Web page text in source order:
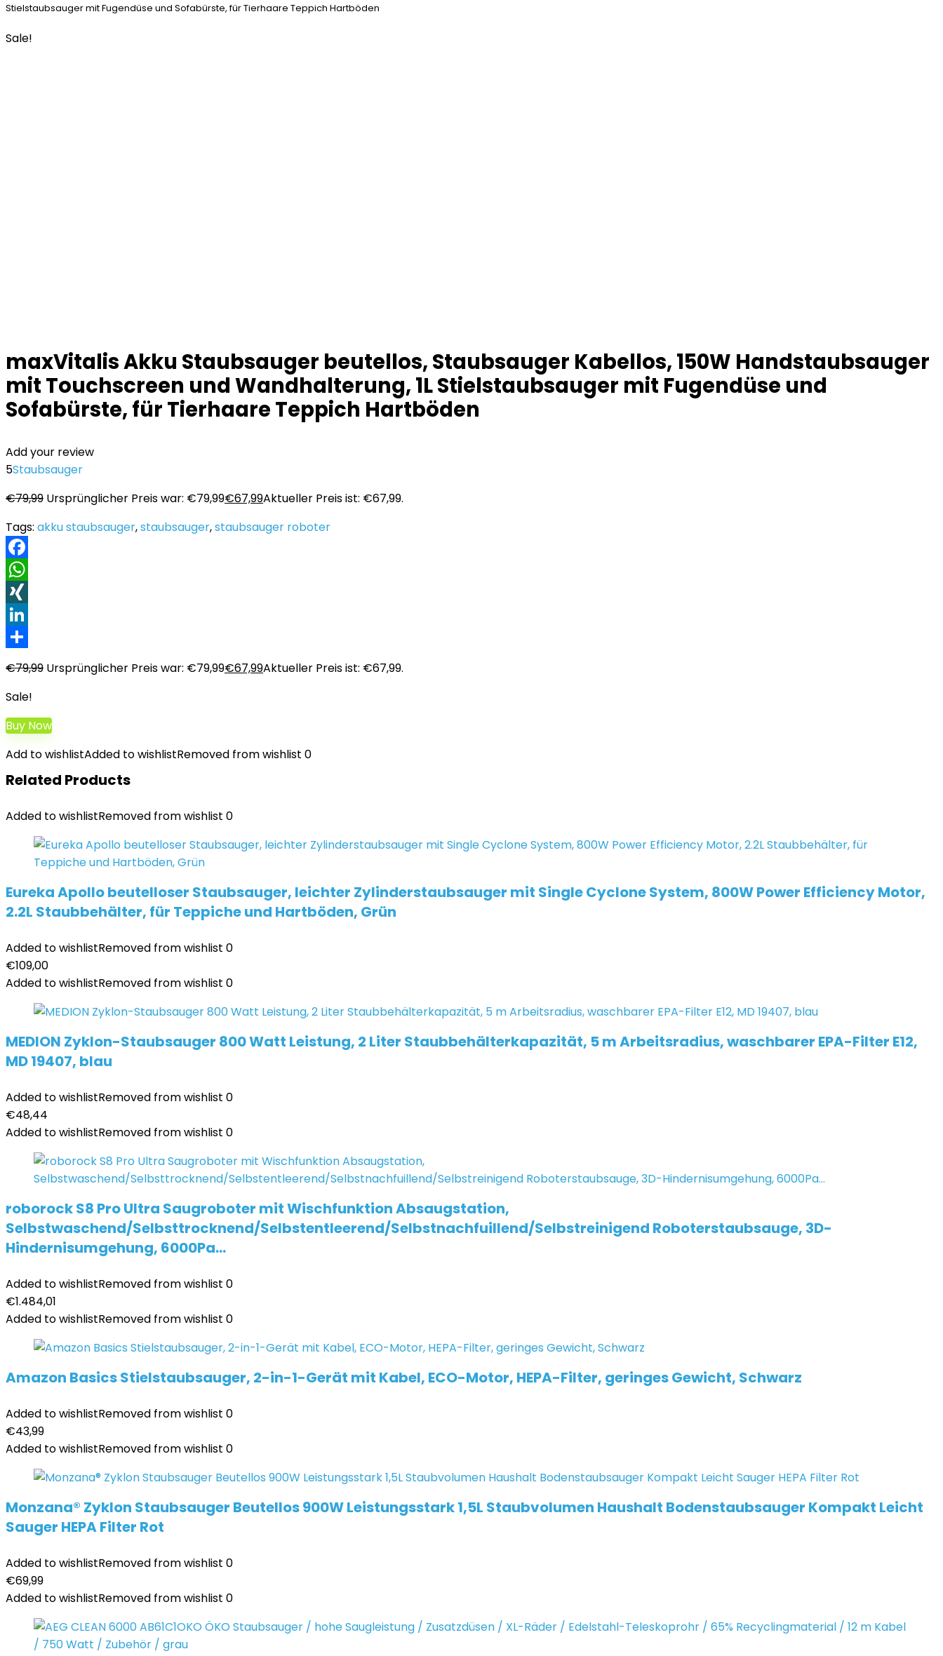
Stielstaubsauger mit Fugendüse und Sofabürste, für Tierhaare Teppich Hartböden
Sale!
maxVitalis Akku Staubsauger beutellos, Staubsauger Kabellos, 150W Handstaubsauger
mit Touchscreen und Wandhalterung, 1L Stielstaubsauger mit Fugendüse und
Sofabürste, für Tierhaare Teppich Hartböden
Add your review
5Staubsauger
€79,99 Ursprünglicher Preis war: €79,99€67,99Aktueller Preis ist: €67,99.
Tags: akku staubsauger,staubsauger,staubsauger roboter
Facebook
WhatsApp
XING
LinkedIn
€79,99 Ursprünglicher Preis war: €79,99€67,99Aktueller Preis ist: €67,99.
Sale!
Buy Now
Add to wishlistAdded to wishlistRemoved from wishlist 0
Related Products
Added to wishlistRemoved from wishlist 0
Eureka Apollo beutelloser Staubsauger, leichter Zylinderstaubsauger mit Single Cyclone System, 800W Power Efficiency Motor,
2.2L Staubbehälter, für Teppiche und Hartböden, Grün
Added to wishlistRemoved from wishlist 0
€109,00
Added to wishlistRemoved from wishlist 0
MEDION Zyklon-Staubsauger 800 Watt Leistung, 2 Liter Staubbehälterkapazität, 5 m Arbeitsradius, waschbarer EPA-Filter E12,
MD 19407, blau
Added to wishlistRemoved from wishlist 0
€48,44
Added to wishlistRemoved from wishlist 0
roborock S8 Pro Ultra Saugroboter mit Wischfunktion Absaugstation,
Selbstwaschend/Selbsttrocknend/Selbstentleerend/Selbstnachfuillend/Selbstreinigend Roboterstaubsauge, 3D-
Hindernisumgehung, 6000Pa…
Added to wishlistRemoved from wishlist 0
€1.484,01
Added to wishlistRemoved from wishlist 0
Amazon Basics Stielstaubsauger, 2-in-1-Gerät mit Kabel, ECO-Motor, HEPA-Filter, geringes Gewicht, Schwarz
Added to wishlistRemoved from wishlist 0
€43,99
Added to wishlistRemoved from wishlist 0
Monzana® Zyklon Staubsauger Beutellos 900W Leistungsstark 1,5L Staubvolumen Haushalt Bodenstaubsauger Kompakt Leicht
Sauger HEPA Filter Rot
Added to wishlistRemoved from wishlist 0
€69,99
Added to wishlistRemoved from wishlist 0